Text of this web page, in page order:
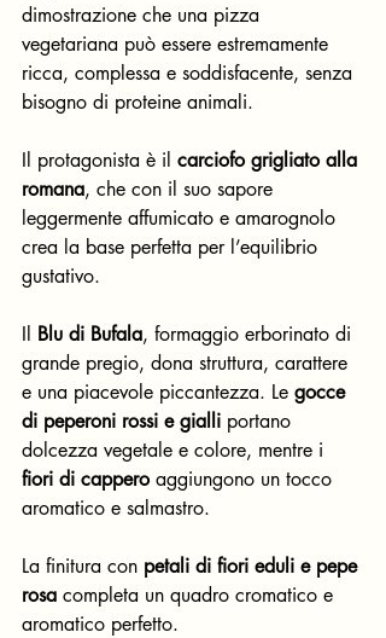
dimostrazione che una pizza
vegetariana può essere estremamente
ricca, complessa e soddisfacente, senza
bisogno di proteine animali.
Il protagonista è il carciofo grigliato alla
romana, che con il suo sapore
leggermente affumicato e amarognolo
crea la base perfetta per l’equilibrio
gustativo.
Il Blu di Bufala, formaggio erborinato di
grande pregio, dona struttura, carattere
e una piacevole piccantezza. Le gocce
di peperoni rossi e gialli portano
dolcezza vegetale e colore, mentre i
fiori di cappero aggiungono un tocco
aromatico e salmastro.
La finitura con petali di fiori eduli e pepe
rosa completa un quadro cromatico e
aromatico perfetto.